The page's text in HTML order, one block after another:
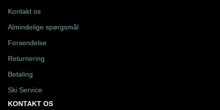
Kontakt os
Almindelige spørgsmål
Forsendelse
Returnering
Betaling
Ski Service
KONTAKT OS